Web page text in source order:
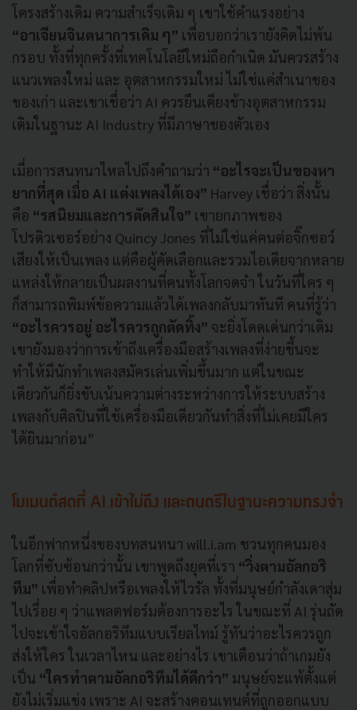
โครงสร้างเดิม ความสำเร็จเดิม ๆ เขาใช้คำแรงอย่าง
“อาเจียนจินตนาการเดิม ๆ” เพื่อบอกว่าเรายังคิดไม่พ้น
กรอบ ทั้งที่ทุกครั้งที่เทคโนโลยีใหม่ถือกำเนิด มันควรสร้าง
แนวเพลงใหม่ และ อุตสาหกรรมใหม่ ไม่ใช่แค่สำเนาของ
ของเก่า และเขาเชื่อว่า AI ควรยืนเคียงข้างอุตสาหกรรม
เดิมในฐานะ AI Industry ที่มีภาษาของตัวเอง
เมื่อการสนทนาไหลไปถึงคำถามว่า “อะไรจะเป็นของหา
ยากที่สุด เมื่อ AI แต่งเพลงได้เอง” Harvey เชื่อว่า สิ่งนั้น
คือ “รสนิยมและการตัดสินใจ” เขายกภาพของ
โปรดิวเซอร์อย่าง Quincy Jones ที่ไม่ใช่แค่คนต่อจิ๊กซอว์
เสียงให้เป็นเพลง แต่คือผู้คัดเลือกและรวมไอเดียจากหลาย
แหล่งให้กลายเป็นผลงานที่คนทั้งโลกจดจำ ในวันที่ใคร ๆ
ก็สามารถพิมพ์ข้อความแล้วได้เพลงกลับมาทันที คนที่รู้ว่า
“อะไรควรอยู่ อะไรควรถูกตัดทิ้ง” จะยิ่งโดดเด่นกว่าเดิม
เขายังมองว่าการเข้าถึงเครื่องมือสร้างเพลงที่ง่ายขึ้นจะ
ทำให้มีนักทำเพลงสมัครเล่นเพิ่มขึ้นมาก แต่ในขณะ
เดียวกันก็ยิ่งขับเน้นความต่างระหว่างการให้ระบบสร้าง
เพลงกับศิลปินที่ใช้เครื่องมือเดียวกันทำสิ่งที่ไม่เคยมีใคร
ได้ยินมาก่อน”
โมเมนต์สดที่ AI เข้าไม่ถึง และดนตรีในฐานะความทรงจำ
ในอีกฟากหนึ่งของบทสนทนา will.i.am ชวนทุกคนมอง
โลกที่ซับซ้อนกว่านั้น เขาพูดถึงยุคที่เรา “วิ่งตามอัลกอริ
ทึม” เพื่อทำคลิปหรือเพลงให้ไวรัล ทั้งที่มนุษย์กำลังเดาสุ่ม
ไปเรื่อย ๆ ว่าแพลตฟอร์มต้องการอะไร ในขณะที่ AI รุ่นถัด
ไปจะเข้าใจอัลกอริทึมแบบเรียลไทม์ รู้ทันว่าอะไรควรถูก
ส่งให้ใคร ในเวลาไหน และอย่างไร เขาเตือนว่าถ้าเกมยัง
เป็น “ใครทำตามอัลกอริทึมได้ดีกว่า” มนุษย์จะแพ้ตั้งแต่
ยังไม่เริ่มแข่ง เพราะ AI จะสร้างคอนเทนต์ที่ถูกออกแบบ